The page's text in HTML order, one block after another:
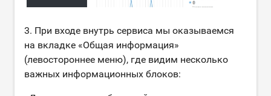
3. При входе внутрь сервиса мы оказываемся
на вкладке «Общая информация»
(левостороннее меню), где видим несколько
важных информационных блоков: